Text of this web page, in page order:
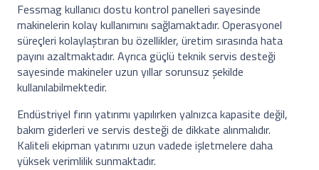
Fessmag kullanıcı dostu kontrol panelleri sayesinde
makinelerin kolay kullanımını sağlamaktadır. Operasyonel
süreçleri kolaylaştıran bu özellikler, üretim sırasında hata
payını azaltmaktadır. Ayrıca güçlü teknik servis desteği
sayesinde makineler uzun yıllar sorunsuz şekilde
kullanılabilmektedir.
Endüstriyel fırın yatırımı yapılırken yalnızca kapasite değil,
bakım giderleri ve servis desteği de dikkate alınmalıdır.
Kaliteli ekipman yatırımı uzun vadede işletmelere daha
yüksek verimlilik sunmaktadır.